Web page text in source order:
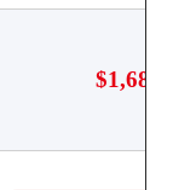
$1,680